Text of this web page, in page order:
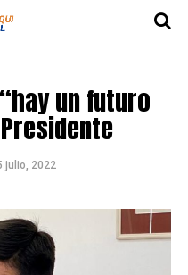
un futuro
julio, 2022